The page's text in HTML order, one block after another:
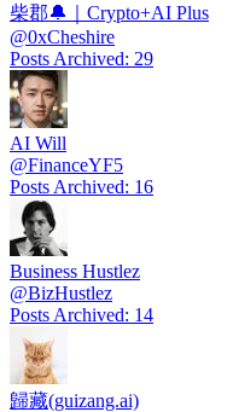
柴郡🔔｜Crypto+AI Plus
@0xCheshire
Posts Archived: 29
AI Will
@FinanceYF5
Posts Archived: 16
Business Hustlez
@BizHustlez
Posts Archived: 14
歸藏(guizang.ai)